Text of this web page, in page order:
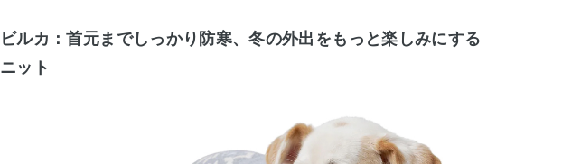
ビルカ：首元までしっかり防寒、冬の外出をもっと楽しみにする
ニット